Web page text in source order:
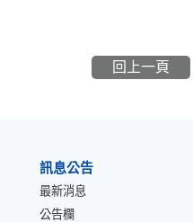
回上一頁
訊息公告
最新消息
公告欄